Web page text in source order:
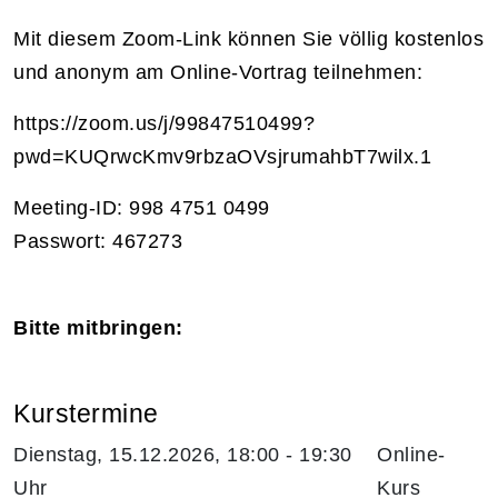
Mit diesem Zoom-Link können Sie völlig kostenlos
und anonym am Online-Vortrag teilnehmen:
https://zoom.us/j/99847510499?
pwd=KUQrwcKmv9rbzaOVsjrumahbT7wilx.1
Meeting-ID: 998 4751 0499
Passwort: 467273
Bitte mitbringen:
Kurstermine
Dienstag, 15.12.2026, 18:00 - 19:30
Uhr
Online-
Kurs